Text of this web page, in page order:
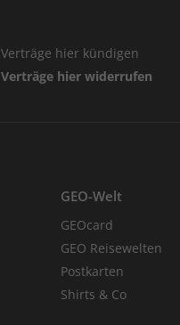
Verträge hier kündigen
Verträge hier widerrufen
GEO-Welt
GEOcard
GEO Reisewelten
Postkarten
Shirts & Co